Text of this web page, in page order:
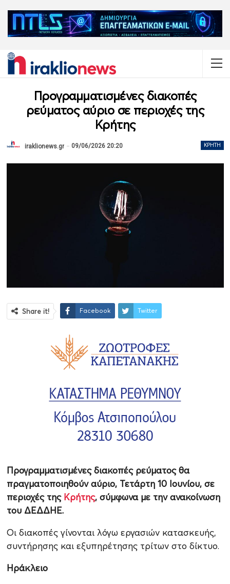
Προγραμματισμένες διακοπές
ρεύματος αύριο σε περιοχές της
Κρήτης
ΚΡΉΤΗ
iraklionews.gr 09/06/2026 20:20
Share it! Facebook Twitter
Προγραμματισμένες διακοπές ρεύματος θα
πραγματοποιηθούν αύριο, Τετάρτη 10 Ιουνίου, σε
περιοχές της Κρήτης, σύμφωνα με την ανακοίνωση
του ΔΕΔΔΗΕ.
Οι διακοπές γίνονται λόγω εργασιών κατασκευής,
συντήρησης και εξυπηρέτησης τρίτων στο δίκτυο.
Ηράκλειο